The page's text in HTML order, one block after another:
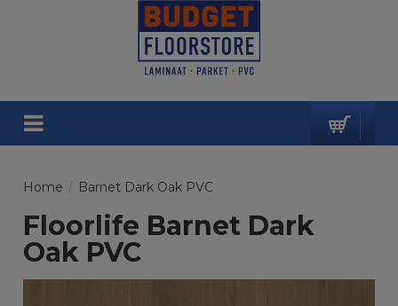
Home Barnet Dark Oak PVC
Floorlife Barnet Dark
Oak PVC